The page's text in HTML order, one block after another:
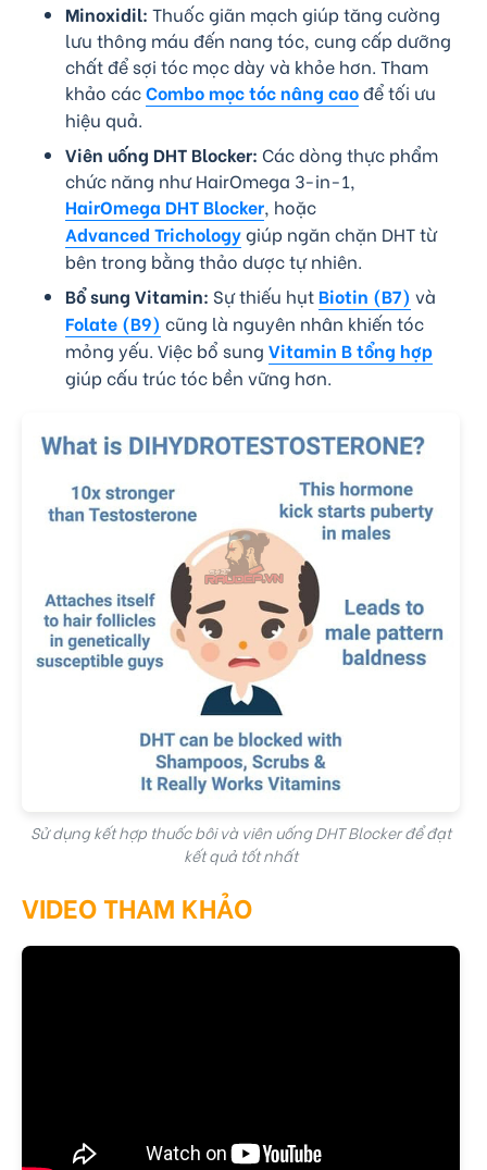
Minoxidil: Thuốc giãn mạch giúp tăng cường
lưu thông máu đến nang tóc, cung cấp dưỡng
chất để sợi tóc mọc dày và khỏe hơn. Tham
khảo cácCombo mọc tóc nâng caođể tối ưu
hiệu quả.
Viên uống DHT Blocker: Các dòng thực phẩm
chức năng như HairOmega 3-in-1,
HairOmega DHT Blocker, hoặc
Advanced Trichologygiúp ngăn chặn DHT từ
bên trong bằng thảo dược tự nhiên.
Bổ sung Vitamin: Sự thiếu hụtBiotin (B7) và
Folate (B9) cũng là nguyên nhân khiến tóc
mỏng yếu. Việc bổ sung Vitamin B tổng hợp
giúp cấu trúc tóc bền vững hơn.
Sử dụng kết hợp thuốc bôi và viên uống DHT Blocker để đạt
kết quả tốt nhất
VIDEO THAM KHẢO